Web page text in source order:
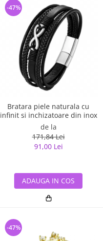
Bratara piele naturala cu
infinit si inchizatoare din inox
de la
171,84 Lei
91,00 Lei
-47%
ADAUGA IN COS
-47%